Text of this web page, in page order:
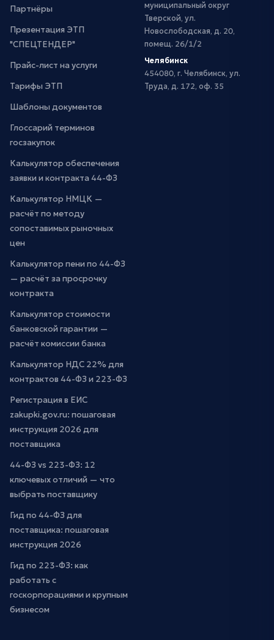
Партнёры
Презентация ЭТП
"СПЕЦТЕНДЕР"
Прайс-лист на услуги
Тарифы ЭТП
Шаблоны документов
Глоссарий терминов
госзакупок
Калькулятор обеспечения
заявки и контракта 44-ФЗ
Калькулятор НМЦК —
расчёт по методу
сопоставимых рыночных
цен
Калькулятор пени по 44-ФЗ
— расчёт за просрочку
контракта
Калькулятор стоимости
банковской гарантии —
расчёт комиссии банка
Калькулятор НДС 22% для
контрактов 44-ФЗ и 223-ФЗ
Регистрация в ЕИС
zakupki.gov.ru: пошаговая
инструкция 2026 для
поставщика
44-ФЗ vs 223-ФЗ: 12
ключевых отличий — что
выбрать поставщику
Гид по 44-ФЗ для
поставщика: пошаговая
инструкция 2026
Гид по 223-ФЗ: как
работать с
госкорпорациями и крупным
бизнесом
муниципальный округ
Тверской, ул.
Новослободская, д. 20,
помещ. 26/1/2
Челябинск
454080, г. Челябинск, ул.
Труда, д. 172, оф. 35